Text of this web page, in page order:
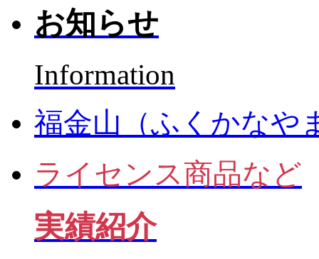
お知らせ
Information
福金山（ふくかなや
ライセンス商品など
実績紹介